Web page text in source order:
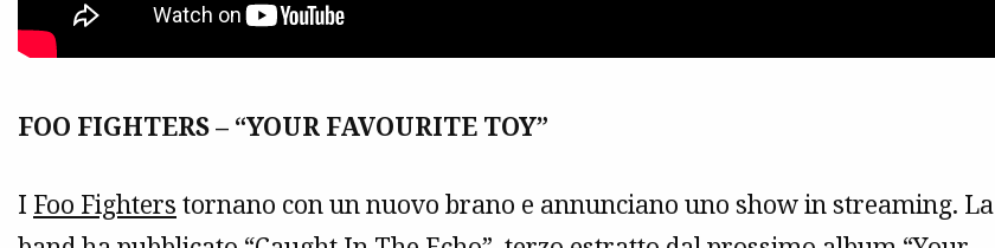
FOO FIGHTERS – “YOUR FAVOURITE TOY”
I Foo Fighters tornano con un nuovo brano e annunciano uno show in streaming. La